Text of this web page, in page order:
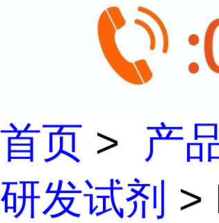
首页 > 产
研发试剂 >